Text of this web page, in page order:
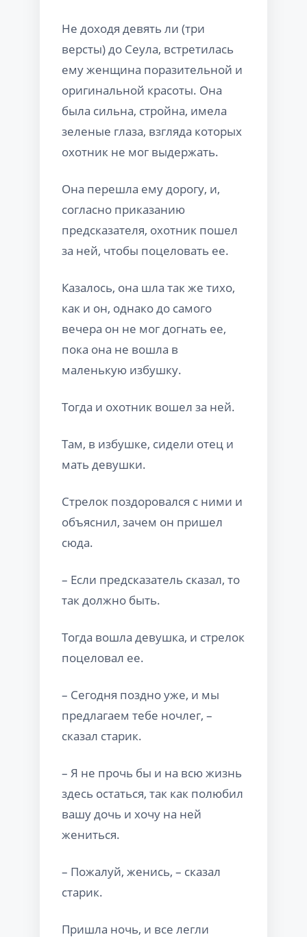
Не доходя девять ли (три
версты) до Сеула, встретилась
ему женщина поразительной и
оригинальной красоты. Она
была сильна, стройна, имела
зеленые глаза, взгляда которых
охотник не мог выдержать.
Она перешла ему дорогу, и,
согласно приказанию
предсказателя, охотник пошел
за ней, чтобы поцеловать ее.
Казалось, она шла так же тихо,
как и он, однако до самого
вечера он не мог догнать ее,
пока она не вошла в
маленькую избушку.
Тогда и охотник вошел за ней.
Там, в избушке, сидели отец и
мать девушки.
Стрелок поздоровался с ними и
объяснил, зачем он пришел
сюда.
– Если предсказатель сказал, то
так должно быть.
Тогда вошла девушка, и стрелок
поцеловал ее.
– Сегодня поздно уже, и мы
предлагаем тебе ночлег, –
сказал старик.
– Я не прочь бы и на всю жизнь
здесь остаться, так как полюбил
вашу дочь и хочу на ней
жениться.
– Пожалуй, женись, – сказал
старик.
Пришла ночь, и все легли